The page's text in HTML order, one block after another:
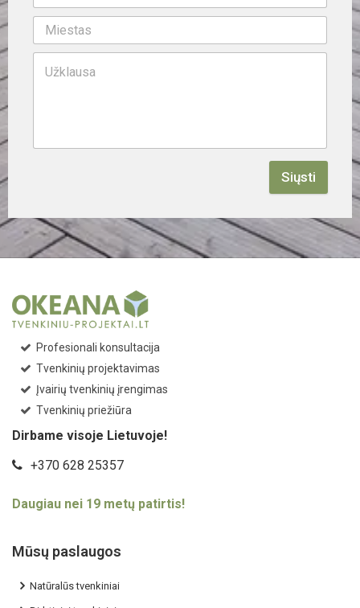
Siųsti
Profesionali konsultacija
Tvenkinių projektavimas
Įvairių tvenkinių įrengimas
Tvenkinių priežiūra
Dirbame visoje Lietuvoje!
+370 628 25357
Daugiau nei 19 metų patirtis!
Mūsų paslaugos
Natūralūs tvenkiniai